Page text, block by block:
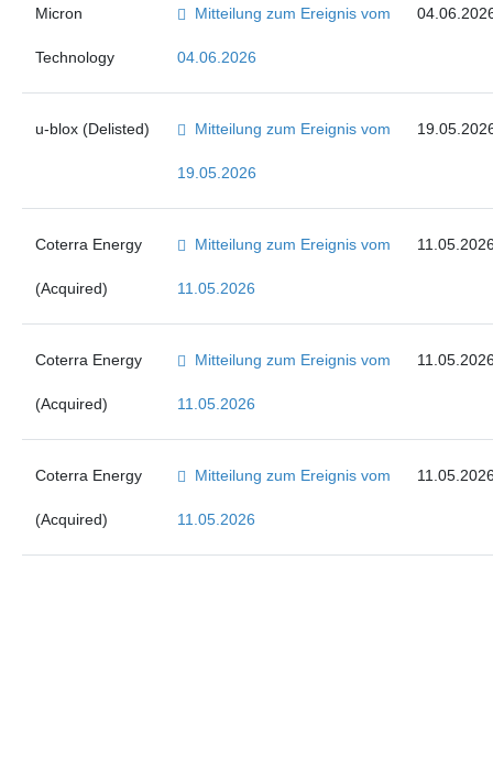
Micron
Technology
Mitteilung zum Ereignis vom
04.06.2026
u-blox (Delisted) Mitteilung zum Ereignis vom
19.05.2026
Coterra Energy
(Acquired)
Mitteilung zum Ereignis vom
11.05.2026
Coterra Energy
(Acquired)
Mitteilung zum Ereignis vom
11.05.2026
Coterra Energy
(Acquired)
Mitteilung zum Ereignis vom
11.05.2026